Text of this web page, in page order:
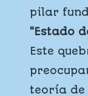
pilar
"Estado
Este
teoría de